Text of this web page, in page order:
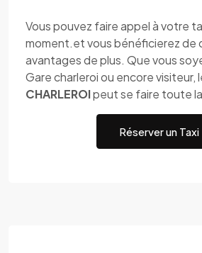
Vous pouvez faire appel à votre
moment.et vous bénéficierez de
avantages de plus. Que vous
Gare charleroi ou encore visiteur,
CHARLEROIpeut se faire toute
Réserver un Taxi